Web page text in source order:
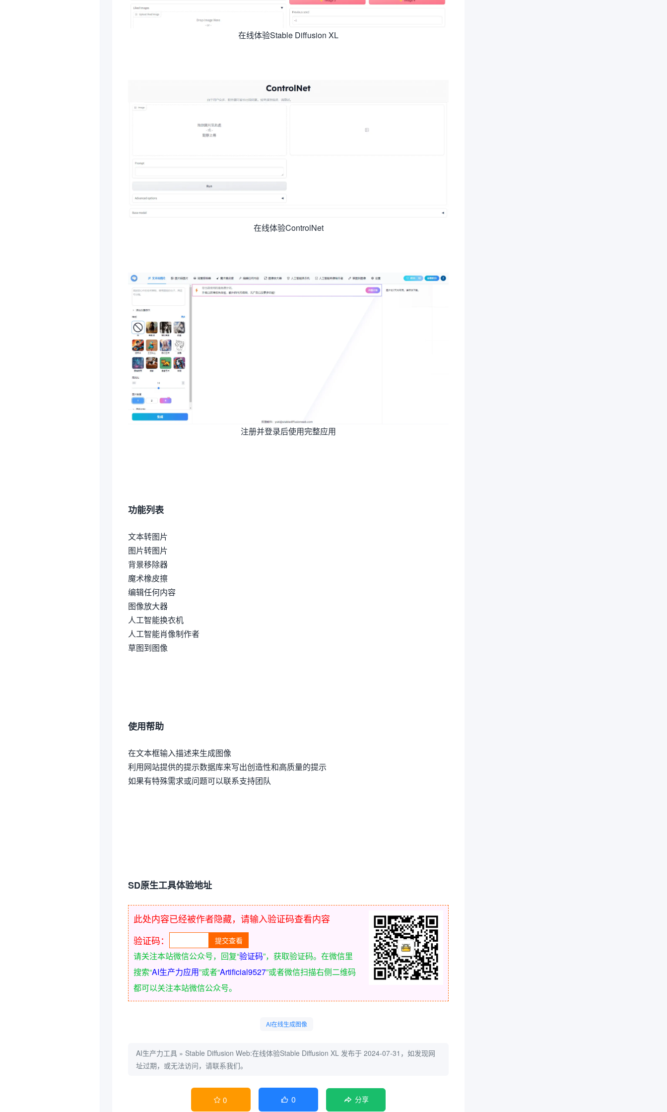
在线体验Stable Diffusion XL
在线体验ControlNet
注册并登录后使用完整应用
功能列表
文本转图片
图片转图片
背景移除器
魔术橡皮擦
编辑任何内容
图像放大器
人工智能换衣机
人工智能肖像制作者
草图到图像
使用帮助
在文本框输入描述来生成图像
利用网站提供的提示数据库来写出创造性和高质量的提示
如果有特殊需求或问题可以联系支持团队
SD原生工具体验地址
此处内容已经被作者隐藏，请输入验证码查看内容
验证码：
请关注本站微信公众号，回复“验证码”，获取验证码。在微信里
搜索“AI生产力应用”或者“Artificial9527”或者微信扫描右侧二维码
都可以关注本站微信公众号。
AI在线生成图像
AI生产力工具 » Stable Diffusion Web:在线体验Stable Diffusion XL 发布于 2024-07-31，如发现网
址过期，或无法访问，请联系我们。
 0  0 分享